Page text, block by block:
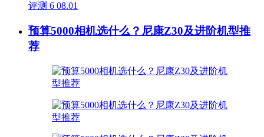
评测 6 08.01
预算5000相机选什么？尼康Z30及进阶机型推
荐